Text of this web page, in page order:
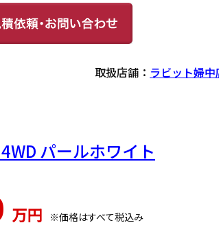
取扱店舗： ラビット婦中
パールホワイト
万円 ※価格はすべて税込み